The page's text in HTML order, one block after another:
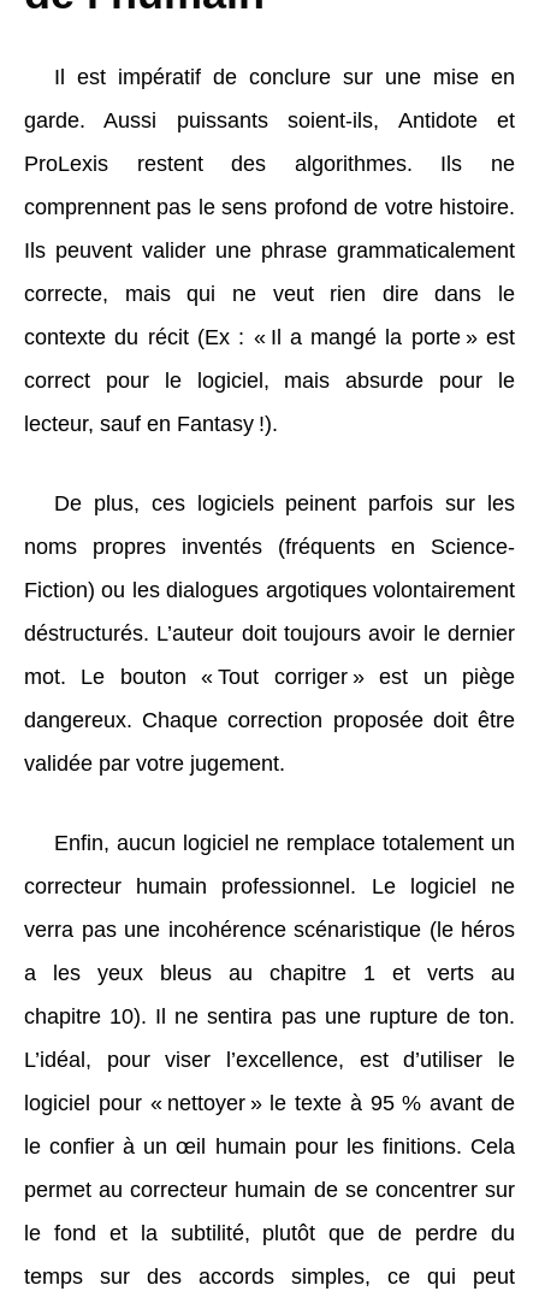
Il est impératif de conclure sur une mise en
garde. Aussi puissants soient-ils, Antidote et
ProLexis restent des algorithmes. Ils ne
comprennent pas le sens profond de votre histoire.
Ils peuvent valider une phrase grammaticalement
correcte, mais qui ne veut rien dire dans le
contexte du récit (Ex : « Il a mangé la porte » est
correct pour le logiciel, mais absurde pour le
lecteur, sauf en Fantasy !).
De plus, ces logiciels peinent parfois sur les
noms propres inventés (fréquents en Science-
Fiction) ou les dialogues argotiques volontairement
déstructurés. L’auteur doit toujours avoir le dernier
mot. Le bouton « Tout corriger » est un piège
dangereux. Chaque correction proposée doit être
validée par votre jugement.
Enfin, aucun logiciel ne remplace totalement un
correcteur humain professionnel. Le logiciel ne
verra pas une incohérence scénaristique (le héros
a les yeux bleus au chapitre 1 et verts au
chapitre 10). Il ne sentira pas une rupture de ton.
L’idéal, pour viser l’excellence, est d’utiliser le
logiciel pour « nettoyer » le texte à 95 % avant de
le confier à un œil humain pour les finitions. Cela
permet au correcteur humain de se concentrer sur
le fond et la subtilité, plutôt que de perdre du
temps sur des accords simples, ce qui peut